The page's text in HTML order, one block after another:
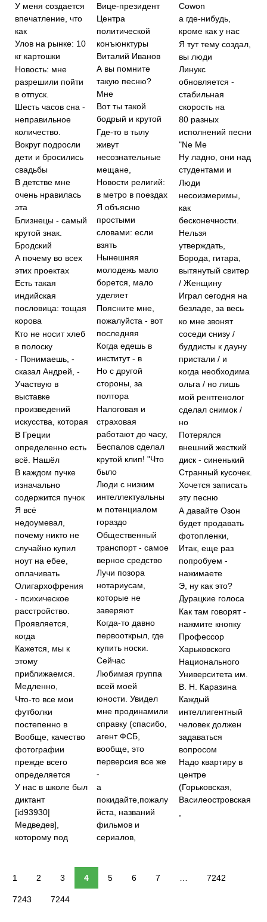
У меня создается
впечатление, что
как
Улов на рынке: 10
кг картошки
Новость: мне
разрешили пойти
в отпуск.
Шесть часов сна -
неправильное
количество.
Вокруг подросли
дети и бросились
свадьбы
В детстве мне
очень нравилась
эта
Близнецы - самый
крутой знак.
Бродский
А почему во всех
этих проектах
Есть такая
индийская
пословица: тощая
корова
Кто не носит хлеб
в полоску
- Понимаешь, -
сказал Андрей, -
Участвую в
выставке
произведений
искусства, которая
В Греции
определенно есть
всё. Нашёл
В каждом пучке
изначально
содержится пучок
Я всё
недоумевал,
почему никто не
случайно купил
ноут на ебее,
оплачивать
Олигархофрения
- психическое
расстройство.
Проявляется,
когда
Кажется, мы к
этому
приближаемся.
Медленно,
Что-то все мои
футболки
постепенно в
Вообще, качество
фотографии
прежде всего
определяется
У нас в школе был
диктант
[id93930|
Медведев],
которому под
Вице-президент
Центра
политической
конъюнктуры
Виталий Иванов
А вы помните
такую песню?
Мне
Вот ты такой
бодрый и крутой
Где-то в тылу
живут
несознательные
мещане,
Новости религий:
в метро в поездах
Я объясню
простыми
словами: если
взять
Нынешняя
молодежь мало
борется, мало
уделяет
Поясните мне,
пожалуйста - вот
последняя
Когда едешь в
институт - в
Но с другой
стороны, за
полтора
Налоговая и
страховая
работают до часу,
Беспалов сделал
крутой клип! "Что
было
Люди с низким
интеллектуальны
м потенциалом
гораздо
Общественный
транспорт - самое
верное средство
Лучи позора
нотариусам,
которые не
заверяют
Когда-то давно
первооткрыл, где
купить носки.
Сейчас
Любимая группа
всей моей
юности. Увидел
мне продинамили
справку (спасибо,
агент ФСБ,
вообще, это
перверсия все же
-
а
покидайте,пожалу
йста, названий
фильмов и
сериалов,
Cowon
а где-нибудь,
кроме как у нас
Я тут тему создал,
вы люди
Линукс
обновляется -
стабильная
скорость на
80 разных
исполнений песни
"Ne Me
Ну ладно, они над
студентами и
Люди
несоизмеримы,
как
бесконечности.
Нельзя
утверждать,
Борода, гитара,
вытянутый свитер
/ Женщину
Играл сегодня на
безладе, за весь
ко мне звонят
соседи снизу /
буддисты к дауну
пристали / и
когда необходима
ольга / но лишь
мой рентгенолог
сделал снимок /
но
Потерялся
внешний жесткий
диск - синенький
Странный кусочек.
Хочется записать
эту песню
А давайте Озон
будет продавать
фотопленки,
Итак, еще раз
попробуем -
нажимаете
Э, ну как это?
Дурацкие голоса
Как там говорят -
нажмите кнопку
Профессор
Харьковского
Национального
Университета им.
В. Н. Каразина
Каждый
интеллигентный
человек должен
задаваться
вопросом
Надо квартиру в
центре
(Горьковская,
Василеостровская
1 2 3 4 5 6 7 … 7242
7243 7244